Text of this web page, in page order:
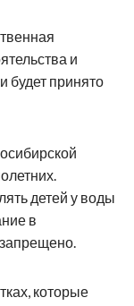
и
будет принято
детей у воды
в
которые